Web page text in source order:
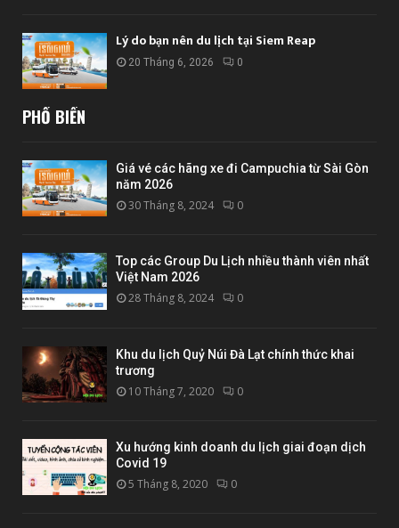
Lý do bạn nên du lịch tại Siem Reap
20 Tháng 6, 2026 0
PHỔ BIẾN
Giá vé các hãng xe đi Campuchia từ Sài Gòn
năm 2026
30 Tháng 8, 2024 0
Top các Group Du Lịch nhiều thành viên nhất
Việt Nam 2026
28 Tháng 8, 2024 0
Khu du lịch Quỷ Núi Đà Lạt chính thức khai
trương
10 Tháng 7, 2020 0
Xu hướng kinh doanh du lịch giai đoạn dịch
Covid 19
5 Tháng 8, 2020 0